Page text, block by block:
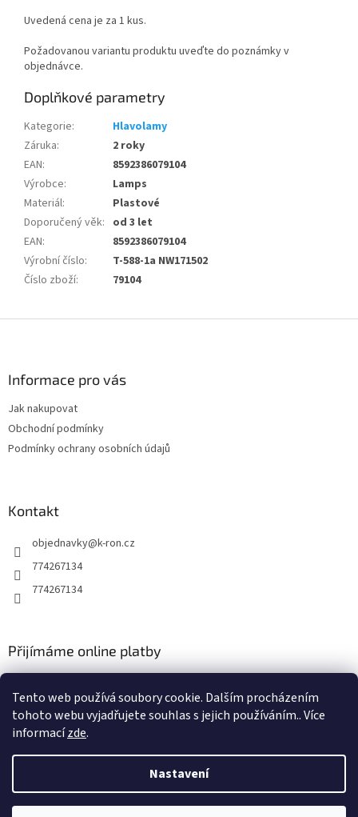
Tento web používá soubory cookie. Dalším procházením
tohoto webu vyjadřujete souhlas s jejich používáním.. Více
informacízde.
Nastavení
Uvedená cena je za 1 kus.
Požadovanou variantu produktu uveďte do poznámky v
objednávce.
Doplňkové parametry
Kategorie:
Hlavolamy
Záruka:
2 roky
EAN:
8592386079104
Výrobce:
Lamps
Materiál:
Plastové
Doporučený věk: od 3 let
EAN:
8592386079104
Výrobní číslo:
T-588-1a NW171502
Číslo zboží: 79104
Informace pro vás
Jak nakupovat
Obchodní podmínky
Podmínky ochrany osobních údajů
Kontakt
objednavky@k-ron.cz
774267134
774267134
Přijímáme online platby
Copyright 2026www.k-ron.cz. Všechna práva vyhrazena.Upravit